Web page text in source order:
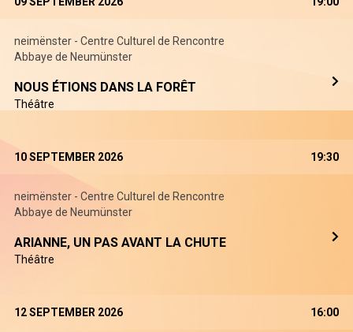
neimënster - Centre Culturel de Rencontre
Abbaye de Neumünster
NOUS ÉTIONS DANS LA FORÊT
Théâtre
10 SEPTEMBER 2026 19:30
neimënster - Centre Culturel de Rencontre
Abbaye de Neumünster
ARIANNE, UN PAS AVANT LA CHUTE
Théâtre
12 SEPTEMBER 2026 16:00